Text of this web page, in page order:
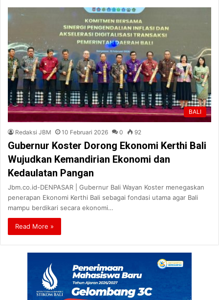
BALI
Redaksi JBM 10 Februari 2026 0 92
Gubernur Koster Dorong Ekonomi Kerthi Bali
Wujudkan Kemandirian Ekonomi dan
Kedaulatan Pangan
Jbm.co.id-DENPASAR | Gubernur Bali Wayan Koster menegaskan
penerapan Ekonomi Kerthi Bali sebagai fondasi utama agar Bali
mampu berdikari secara ekonomi…
Read More »